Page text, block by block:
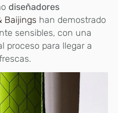
diseñadores
Baijings han demostrado
sensibles, con una
proceso para llegar a